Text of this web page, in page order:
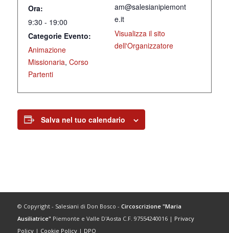
Ora:
9:30 - 19:00
Categorie Evento:
Animazione
Missionaria, Corso
Partenti
am@salesianipiemont
e.it
Visualizza il sito
dell'Organizzatore
Salva nel tuo calendario
© Copyright - Salesiani di Don Bosco - Circoscrizione "Maria
Ausiliatrice" Piemonte e Valle D'Aosta C.F. 97554240016 | Privacy
Policy| Cookie Policy| DPO